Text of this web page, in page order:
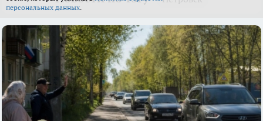
персональных данных.